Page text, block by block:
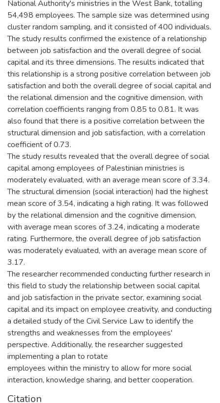
National Authority's ministries in the West Bank, totalling
54,498 employees. The sample size was determined using
cluster random sampling, and it consisted of 400 individuals.
The study results confirmed the existence of a relationship
between job satisfaction and the overall degree of social
capital and its three dimensions. The results indicated that
this relationship is a strong positive correlation between job
satisfaction and both the overall degree of social capital and
the relational dimension and the cognitive dimension, with
correlation coefficients ranging from 0.85 to 0.81. It was
also found that there is a positive correlation between the
structural dimension and job satisfaction, with a correlation
coefficient of 0.73.
The study results revealed that the overall degree of social
capital among employees of Palestinian ministries is
moderately evaluated, with an average mean score of 3.34.
The structural dimension (social interaction) had the highest
mean score of 3.54, indicating a high rating. It was followed
by the relational dimension and the cognitive dimension,
with average mean scores of 3.24, indicating a moderate
rating. Furthermore, the overall degree of job satisfaction
was moderately evaluated, with an average mean score of
3.17.
The researcher recommended conducting further research in
this field to study the relationship between social capital
and job satisfaction in the private sector, examining social
capital and its impact on employee creativity, and conducting
a detailed study of the Civil Service Law to identify the
strengths and weaknesses from the employees'
perspective. Additionally, the researcher suggested
implementing a plan to rotate
employees within the ministry to allow for more social
interaction, knowledge sharing, and better cooperation.
Citation